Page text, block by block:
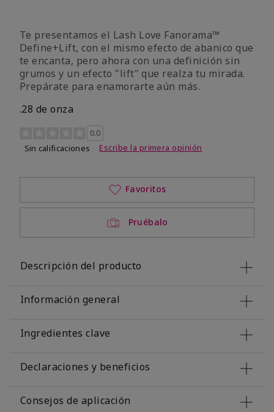
Te presentamos el Lash Love Fanorama™
Define+Lift, con el mismo efecto de abanico que
te encanta, pero ahora con una definición sin
grumos y un efecto "lift" que realza tu mirada.
Prepárate para enamorarte aún más.
.28 de onza
Calificación de clientes de 3,4 de 5
0.0
Sin calificaciones
Escribe la primera opinión
Pruébalo
Favoritos
Descripción del producto
Información general
Ingredientes clave
Declaraciones y beneficios
Consejos de aplicación